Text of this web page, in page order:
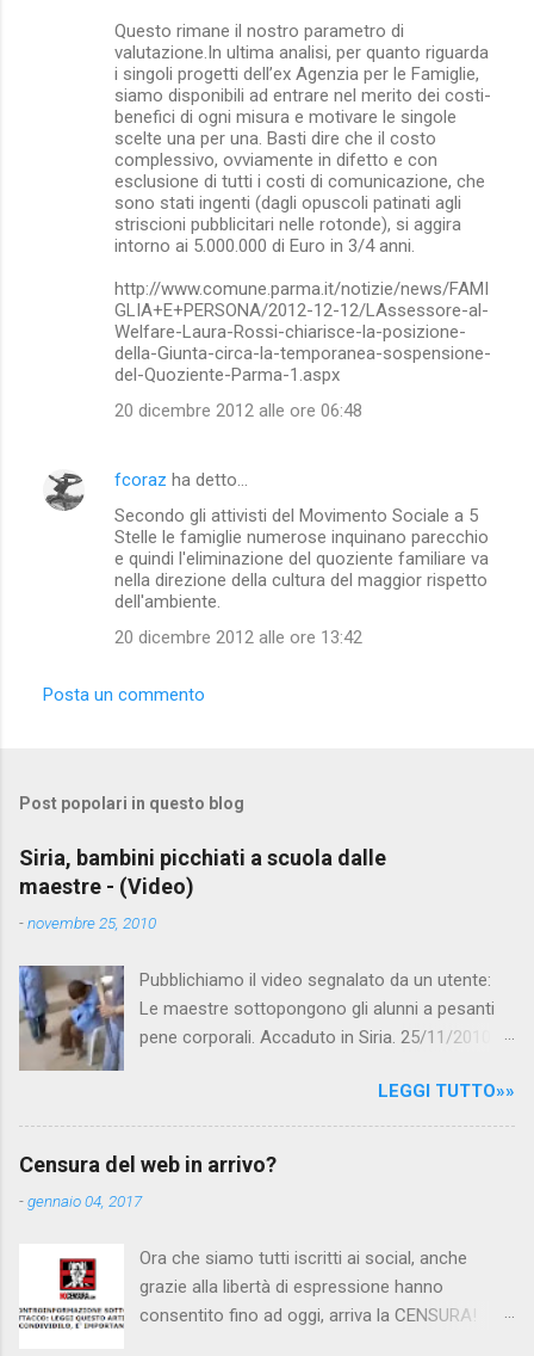
Questo rimane il nostro parametro di
valutazione.In ultima analisi, per quanto riguarda
i singoli progetti dell’ex Agenzia per le Famiglie,
siamo disponibili ad entrare nel merito dei costi-
benefici di ogni misura e motivare le singole
scelte una per una. Basti dire che il costo
complessivo, ovviamente in difetto e con
esclusione di tutti i costi di comunicazione, che
sono stati ingenti (dagli opuscoli patinati agli
striscioni pubblicitari nelle rotonde), si aggira
intorno ai 5.000.000 di Euro in 3/4 anni.
http://www.comune.parma.it/notizie/news/FAMI
GLIA+E+PERSONA/2012-12-12/LAssessore-al-
Welfare-Laura-Rossi-chiarisce-la-posizione-
della-Giunta-circa-la-temporanea-sospensione-
del-Quoziente-Parma-1.aspx
20 dicembre 2012 alle ore 06:48
fcoraz ha detto…
Secondo gli attivisti del Movimento Sociale a 5
Stelle le famiglie numerose inquinano parecchio
e quindi l'eliminazione del quoziente familiare va
nella direzione della cultura del maggior rispetto
dell'ambiente.
20 dicembre 2012 alle ore 13:42
Posta un commento
Post popolari in questo blog
Siria, bambini picchiati a scuola dalle
maestre - (Video)
-novembre 25, 2010
Pubblichiamo il video segnalato da un utente:
Le maestre sottopongono gli alunni a pesanti
pene corporali. Accaduto in Siria. 25/11/2010
Canale 5 "Forum" si è interessato al caso,
interpellando prontamente l'ambasciata siriana,
per fare luce sulla vicenda: è emerso che il
scuola. LEGGI IL SERVIZIO . staff
nocensura.com Condividi su Facebook
LEGGI TUTTO»»
Censura del web in arrivo?
-gennaio 04, 2017
Ora che siamo tutti iscritti ai social, anche
grazie alla libertà di espressione hanno
consentito fino ad oggi, arriva la CENSURA!